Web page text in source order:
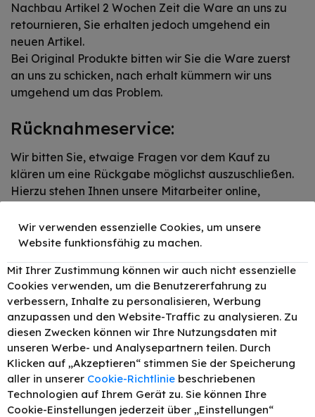
Nachbau Artikel 2 Wochen Zeit die Ware an uns zu
retournieren, Sie erhalten jedoch umgehend ein
neuen Artikel.
Bei Original Produkte bitten wir Sie die Ware zuerst
an uns zu schicken, nach erhalt kümmern wir uns
umgehend um das Problem.
Rücknahmeservice:
Wir bitten Sie, etwaige Fragen vor dem Kauf zu
klären um eine Rückgabe möglichst auszuschließen.
Hierzu stehen Ihnen unsere Mitarbeiter online,
Abwicklungsdauer:
Wir bemühen uns so schnell wir möglich Ihre Anfrage
zu bearbeiten, Erstattungen erfolgen innerhalb von 1-
2 Werktagen nach erhalten der Ware.
Sie können die defekte Ware direkt zu uns bringen
oder uns zuschicken, oder verwenden Sie direkt unser
Reklamationstool.
Anschrift:
Tonerexpert
Wir verwenden essenzielle Cookies, um unsere
Website funktionsfähig zu machen.
Mit Ihrer Zustimmung können wir auch nicht essenzielle
Cookies verwenden, um die Benutzererfahrung zu
verbessern, Inhalte zu personalisieren, Werbung
anzupassen und den Website-Traffic zu analysieren. Zu
diesen Zwecken können wir Ihre Nutzungsdaten mit
unseren Werbe- und Analysepartnern teilen. Durch
Klicken auf „Akzeptieren“ stimmen Sie der Speicherung
aller in unserer Cookie-Richtlinie beschriebenen
Technologien auf Ihrem Gerät zu. Sie können Ihre
Cookie-Einstellungen jederzeit über „Einstellungen“